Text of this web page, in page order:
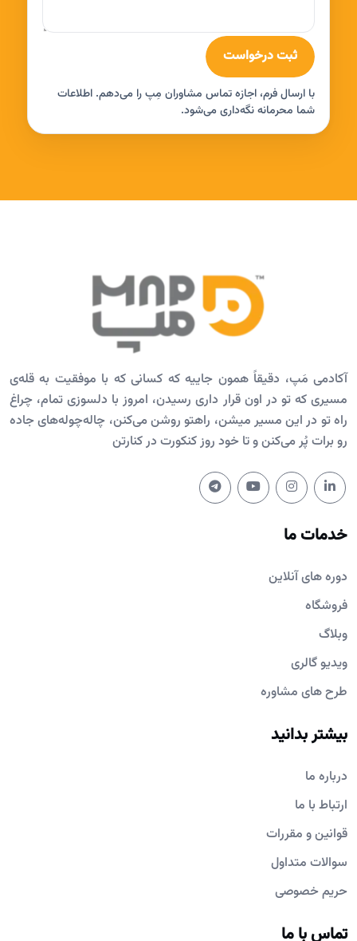
ثبت درخواست
با ارسال فرم، اجازه تماس مشاوران مِپ را می‌دهم. اطلاعات
شما محرمانه نگه‌داری می‌شود.
آکادمی مَپ، دقیقاً همون جاییه که کسانی که با موفقیت به قله‌ی
مسیری که تو در اون قرار داری رسیدن، امروز با دلسوزی تمام، چراغ
راه تو در این مسیر میشن، راهتو روشن می‌کنن، چاله‌چوله‌های جاده
رو برات پُر می‌کنن و تا خود روز کنکورت در کنارتن
خدمات ما
دوره های آنلاین
فروشگاه
وبلاگ
ویدیو گالری
طرح های مشاوره
بیشتر بدانید
درباره ما
ارتباط با ما
قوانین و مقررات
سوالات متداول
حریم خصوصی
تماس با ما